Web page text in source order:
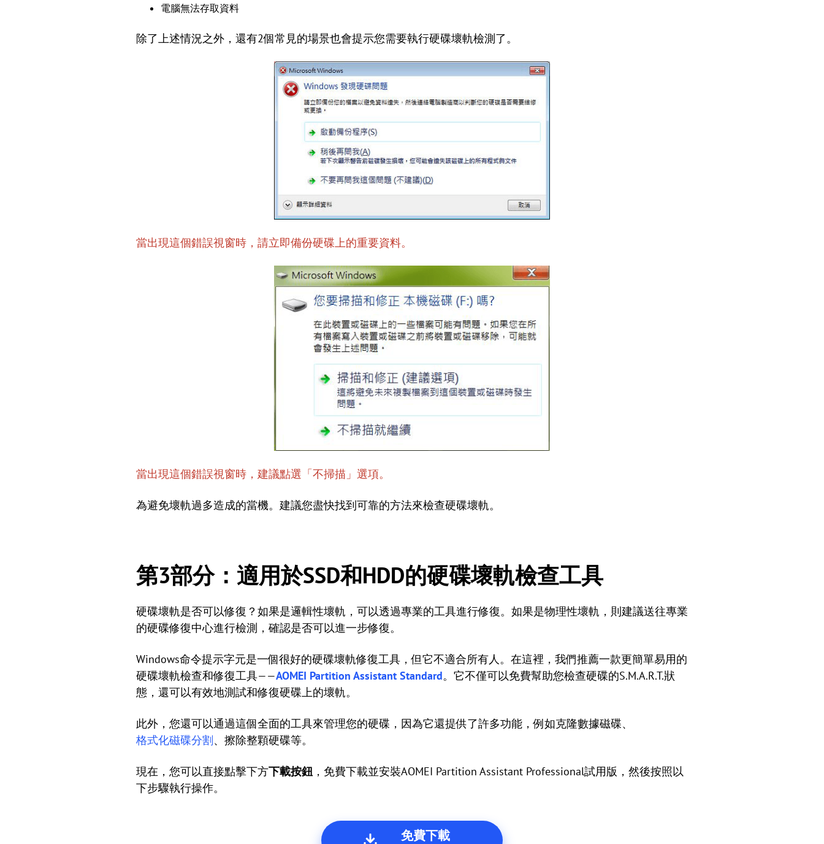
電腦無法存取資料
除了上述情況之外，還有2個常見的場景也會提示您需要執行硬碟壞軌檢測了。
當出現這個錯誤視窗時，請立即備份硬碟上的重要資料。
當出現這個錯誤視窗時，建議點選「不掃描」選項。
為避免壞軌過多造成的當機。建議您盡快找到可靠的方法來檢查硬碟壞軌。
第3部分：適用於SSD和HDD的硬碟壞軌檢查工具
硬碟壞軌是否可以修復？如果是邏輯性壞軌，可以透過專業的工具進行修復。如果是物理性壞軌，則建議送往專業
的硬碟修復中心進行檢測，確認是否可以進一步修復。
Windows命令提示字元是一個很好的硬碟壞軌修復工具，但它不適合所有人。在這裡，我們推薦一款更簡單易用的
硬碟壞軌檢查和修復工具——AOMEI Partition Assistant Standard。它不僅可以免費幫助您檢查硬碟的S.M.A.R.T.狀
態，還可以有效地測試和修復硬碟上的壞軌。
此外，您還可以通過這個全面的工具來管理您的硬碟，因為它還提供了許多功能，例如克隆數據磁碟、
格式化磁碟分割、擦除整顆硬碟等。
現在，您可以直接點擊下方下載按鈕 ，免費下載並安裝AOMEI Partition Assistant Professional試用版，然後按照以
下步驟執行操作。
免費下載